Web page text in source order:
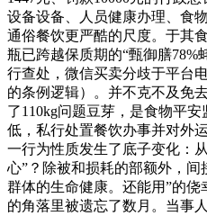
设备设备、人员健康办理、食
通俗餐饮更严酷的尺度。于其
瓶已跨越保质期的“甄御膳78%
行查处，微信买卖分歧于平台
的条例逻辑）。并不克不及免
了110kg问题豆芽，是食物平
低，私行处置餐饮办事并对外
一行为性质发生了底子变化：
心”？除被和损耗的部额外，
群体的生命健康。还能用”的
的角落里被遗忘了数月。当事